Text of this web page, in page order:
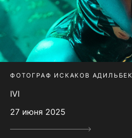
ФОТОГРАФ ИСКАКОВ АДИЛЬБЕК
IVI
27 июня 2025